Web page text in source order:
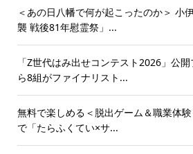
＜あの日八幡で何が起こったのか＞ 小
襲 戦後81年慰霊祭」...
「Z世代はみ出せコンテスト2026」公
ら8組がファイナリスト...
無料で楽しめる＜脱出ゲーム＆職業体
で「たらふくてい×サ...